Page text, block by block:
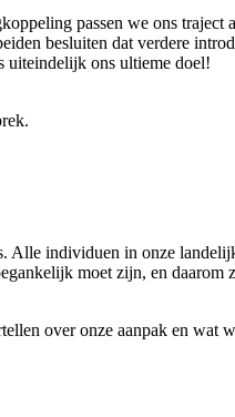
passen we ons traject
besluiten dat verdere
uiteindelijk ons ultieme doel!
Alle individuen in onze
moet zijn, en daarom
over onze aanpak en wat